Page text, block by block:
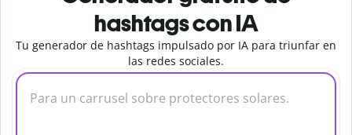
hashtags con IA
Tu generador de hashtags impulsado por IA para triunfar en
las redes sociales.